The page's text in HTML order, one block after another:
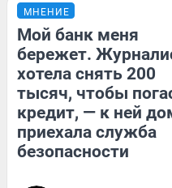
МНЕНИЕ
Мой банк меня
бережет.
хотела снять 200
тысяч, чтобы
кредит, — к ней
приехала служба
безопасности